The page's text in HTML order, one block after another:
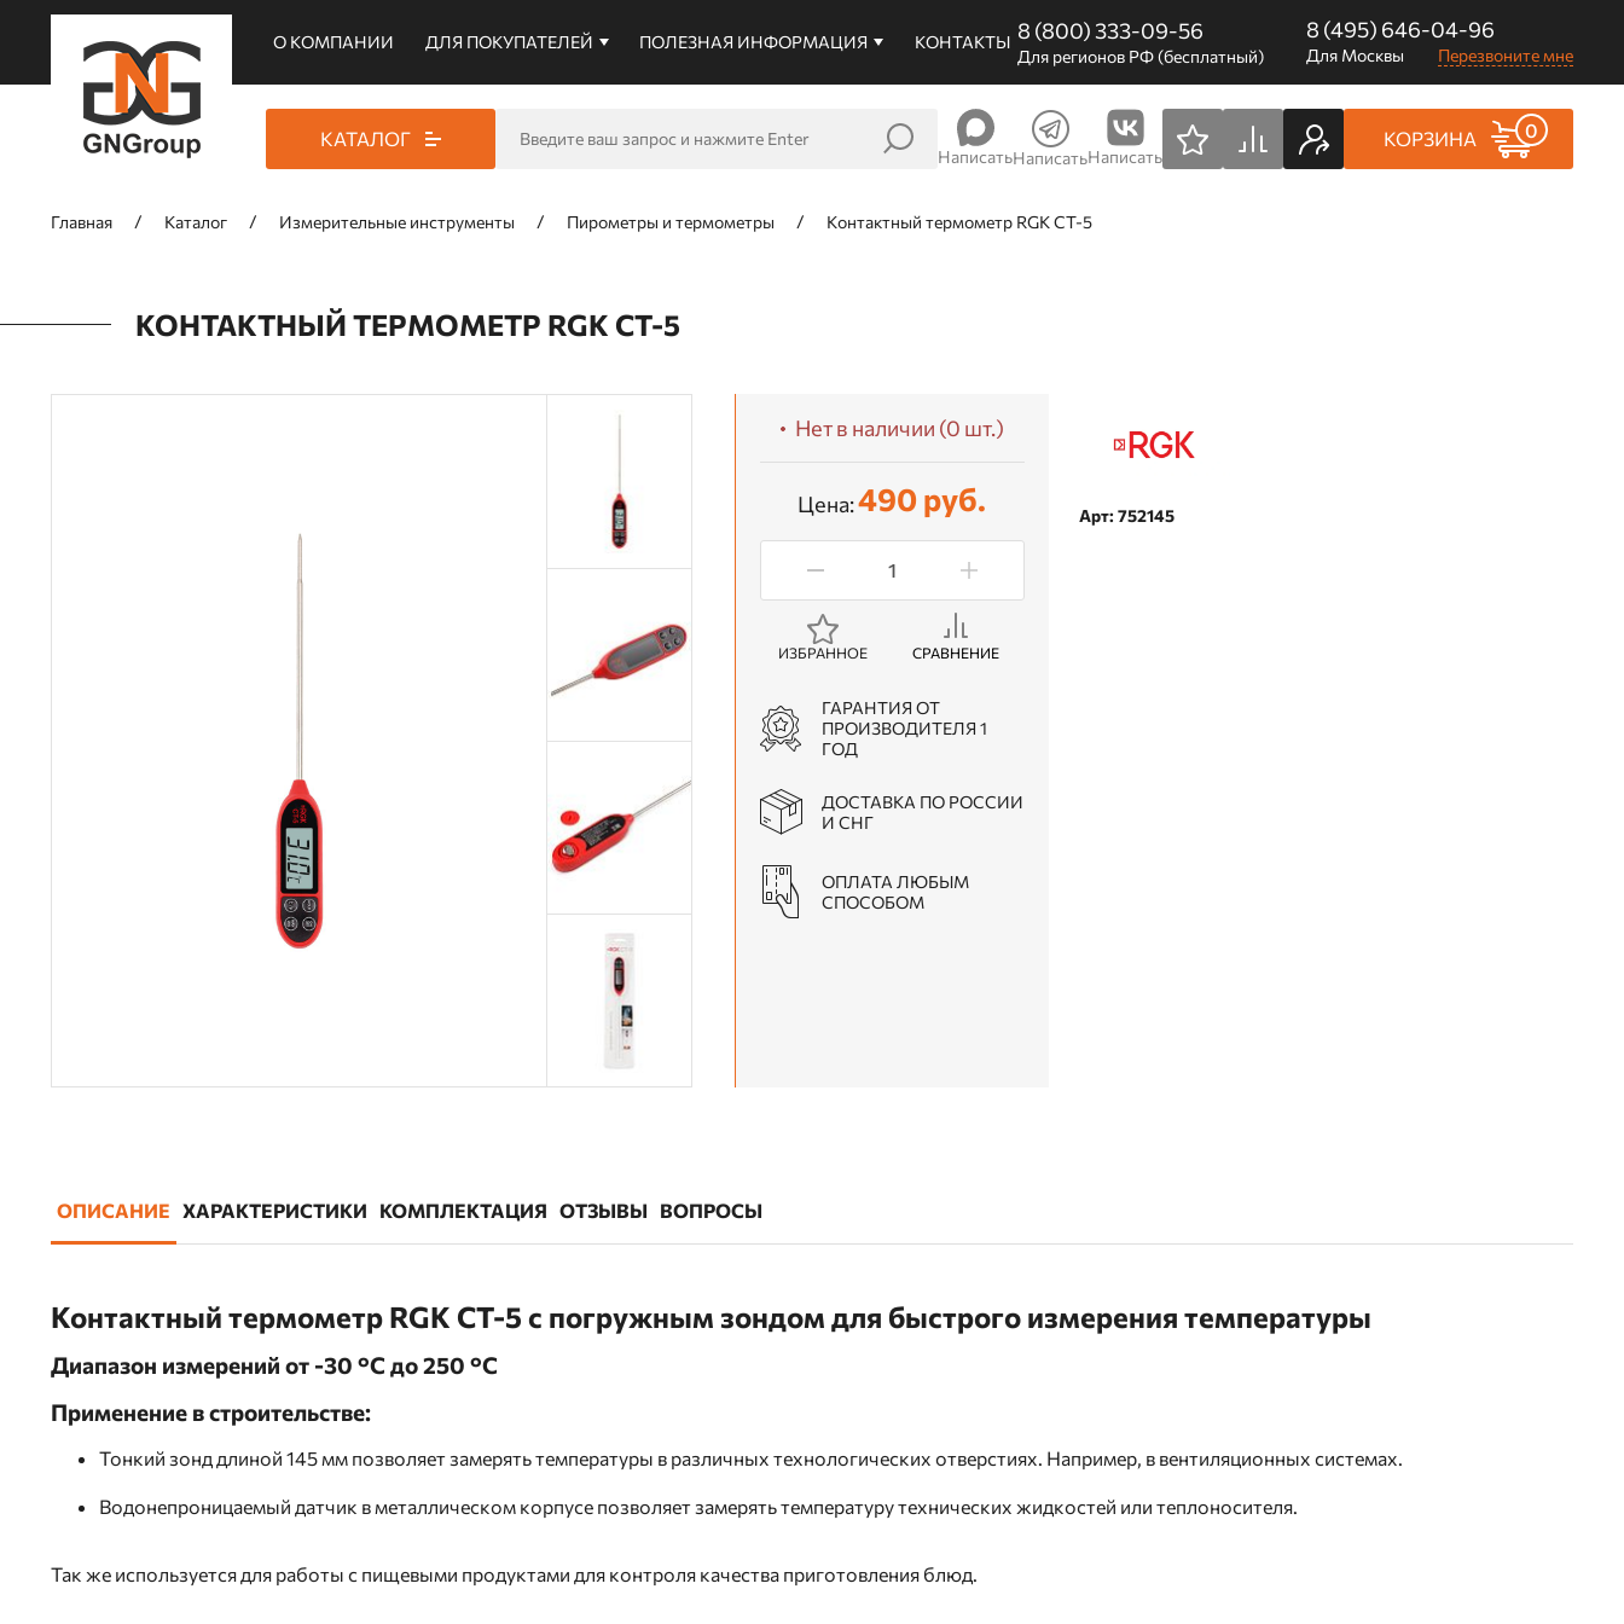
О КОМПАНИИ ДЛЯ ПОКУПАТЕЛЕЙ ПОЛЕЗНАЯ ИНФОРМАЦИЯ КОНТАКТЫ 8 (800) 333-09-56
Для регионов РФ (бесплатный)
8 (495) 646-04-96
Для Москвы Перезвоните мне
КАТАЛОГ
НаписатьНаписатьНаписать
КОРЗИНА 0
Главная Каталог Измерительные инструменты Пирометры и термометры Контактный термометр RGK СТ-5
КОНТАКТНЫЙ ТЕРМОМЕТР RGK СТ-5
Арт: 752145
Нет в наличии (0 шт.)
Цена:490 руб.
ИЗБРАННОЕ СРАВНЕНИЕ
ГАРАНТИЯ ОТ
ПРОИЗВОДИТЕЛЯ 1
ГОД
ДОСТАВКА ПО РОССИИ
И СНГ
ОПЛАТА ЛЮБЫМ
СПОСОБОМ
ОПИСАНИЕ ХАРАКТЕРИСТИКИ КОМПЛЕКТАЦИЯ ОТЗЫВЫ ВОПРОСЫ
Контактный термометр RGK CT-5 с погружным зондом для быстрого измерения температуры
Диапазон измерений от -30 °С до 250 °С
Применение в строительстве:
Тонкий зонд длиной 145 мм позволяет замерять температуры в различных технологических отверстиях. Например, в вентиляционных системах.
Водонепроницаемый датчик в металлическом корпусе позволяет замерять температуру технических жидкостей или теплоносителя.
Так же используется для работы с пищевыми продуктами для контроля качества приготовления блюд.